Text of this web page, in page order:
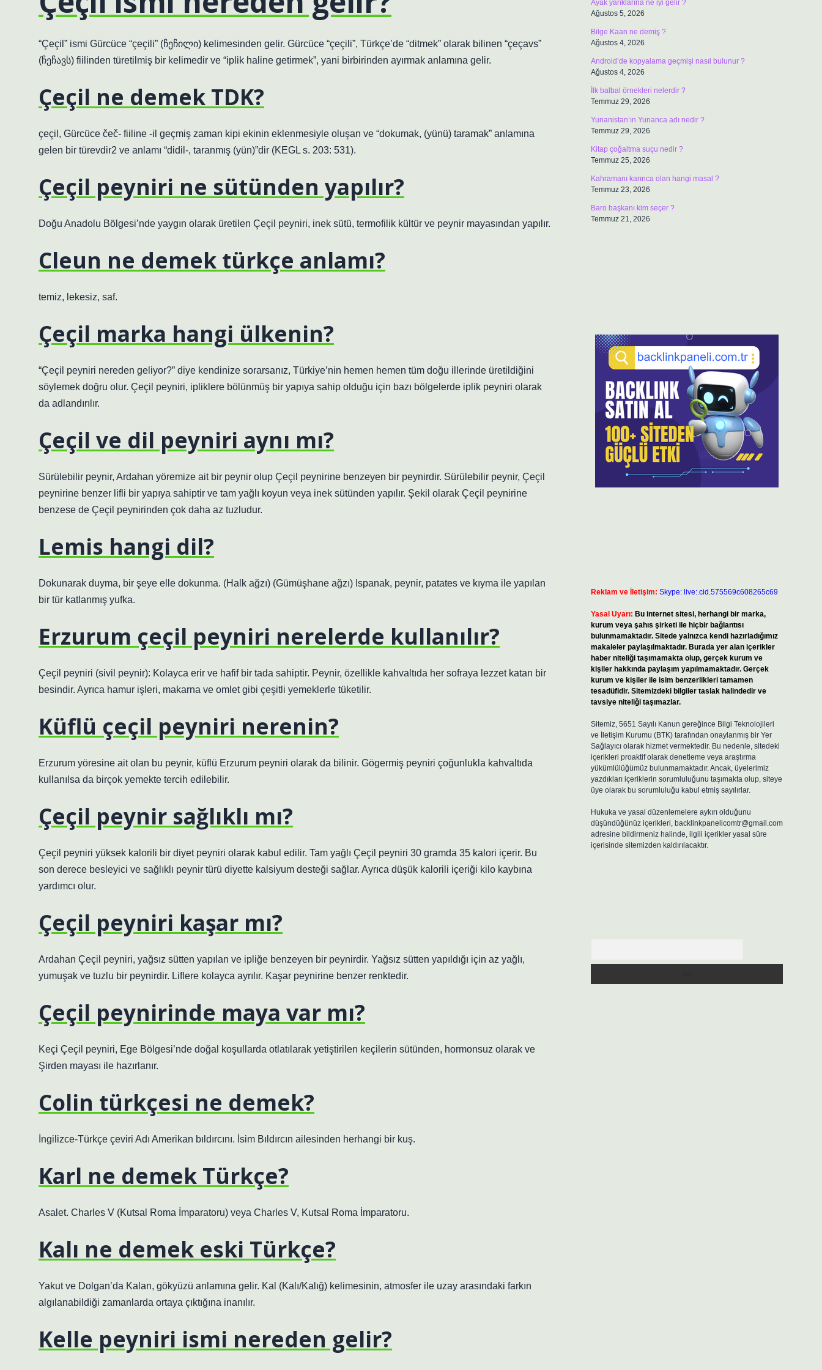
“Çeçil” ismi Gürcüce “çeçili” (ჩეჩილი) kelimesinden gelir. Gürcüce “çeçili”, Türkçe’de “ditmek” olarak bilinen “çeçavs”
(ჩეჩავს) fiilinden türetilmiş bir kelimedir ve “iplik haline getirmek”, yani birbirinden ayırmak anlamına gelir.
Çeçil ne demek TDK?
çeçil, Gürcüce čeč- fiiline -il geçmiş zaman kipi ekinin eklenmesiyle oluşan ve “dokumak, (yünü) taramak” anlamına
gelen bir türevdir2 ve anlamı “didil-, taranmış (yün)”dir (KEGL s. 203: 531).
Çeçil peyniri ne sütünden yapılır?
Doğu Anadolu Bölgesi’nde yaygın olarak üretilen Çeçil peyniri, inek sütü, termofilik kültür ve peynir mayasından yapılır.
Cleun ne demek türkçe anlamı?
temiz, lekesiz, saf.
Çeçil marka hangi ülkenin?
“Çeçil peyniri nereden geliyor?” diye kendinize sorarsanız, Türkiye’nin hemen hemen tüm doğu illerinde üretildiğini
söylemek doğru olur. Çeçil peyniri, ipliklere bölünmüş bir yapıya sahip olduğu için bazı bölgelerde iplik peyniri olarak
da adlandırılır.
Çeçil ve dil peyniri aynı mı?
Sürülebilir peynir, Ardahan yöremize ait bir peynir olup Çeçil peynirine benzeyen bir peynirdir. Sürülebilir peynir, Çeçil
peynirine benzer lifli bir yapıya sahiptir ve tam yağlı koyun veya inek sütünden yapılır. Şekil olarak Çeçil peynirine
benzese de Çeçil peynirinden çok daha az tuzludur.
Lemis hangi dil?
Dokunarak duyma, bir şeye elle dokunma. (Halk ağzı) (Gümüşhane ağzı) Ispanak, peynir, patates ve kıyma ile yapılan
bir tür katlanmış yufka.
Erzurum çeçil peyniri nerelerde kullanılır?
Çeçil peyniri (sivil peynir): Kolayca erir ve hafif bir tada sahiptir. Peynir, özellikle kahvaltıda her sofraya lezzet katan bir
besindir. Ayrıca hamur işleri, makarna ve omlet gibi çeşitli yemeklerle tüketilir.
Küflü çeçil peyniri nerenin?
Erzurum yöresine ait olan bu peynir, küflü Erzurum peyniri olarak da bilinir. Gögermiş peyniri çoğunlukla kahvaltıda
kullanılsa da birçok yemekte tercih edilebilir.
Çeçil peynir sağlıklı mı?
Çeçil peyniri yüksek kalorili bir diyet peyniri olarak kabul edilir. Tam yağlı Çeçil peyniri 30 gramda 35 kalori içerir. Bu
son derece besleyici ve sağlıklı peynir türü diyette kalsiyum desteği sağlar. Ayrıca düşük kalorili içeriği kilo kaybına
yardımcı olur.
Çeçil peyniri kaşar mı?
Ardahan Çeçil peyniri, yağsız sütten yapılan ve ipliğe benzeyen bir peynirdir. Yağsız sütten yapıldığı için az yağlı,
yumuşak ve tuzlu bir peynirdir. Liflere kolayca ayrılır. Kaşar peynirine benzer renktedir.
Çeçil peynirinde maya var mı?
Keçi Çeçil peyniri, Ege Bölgesi’nde doğal koşullarda otlatılarak yetiştirilen keçilerin sütünden, hormonsuz olarak ve
Şirden mayası ile hazırlanır.
Colin türkçesi ne demek?
İngilizce-Türkçe çeviri Adı Amerikan bıldırcını. İsim Bıldırcın ailesinden herhangi bir kuş.
Karl ne demek Türkçe?
Asalet. Charles V (Kutsal Roma İmparatoru) veya Charles V, Kutsal Roma İmparatoru.
Kalı ne demek eski Türkçe?
Yakut ve Dolgan’da Kalan, gökyüzü anlamına gelir. Kal (Kalı/Kalığ) kelimesinin, atmosfer ile uzay arasındaki farkın
algılanabildiği zamanlarda ortaya çıktığına inanılır.
Kelle peyniri ismi nereden gelir?
Ayak yarıklarına ne iyi gelir ?
Ağustos 5, 2026
Bilge Kaan ne demiş ?
Ağustos 4, 2026
Android’de kopyalama geçmişi nasıl bulunur ?
Ağustos 4, 2026
İlk balbal örnekleri nelerdir ?
Temmuz 29, 2026
Yunanistan’ın Yunanca adı nedir ?
Temmuz 29, 2026
Kitap çoğaltma suçu nedir ?
Temmuz 25, 2026
Kahramanı karınca olan hangi masal ?
Temmuz 23, 2026
Baro başkanı kim seçer ?
Temmuz 21, 2026
Reklam ve İletişim: Skype: live:.cid.575569c608265c69
Yasal Uyarı: Bu internet sitesi, herhangi bir marka,
kurum veya şahıs şirketi ile hiçbir bağlantısı
bulunmamaktadır. Sitede yalnızca kendi hazırladığımız
makaleler paylaşılmaktadır. Burada yer alan içerikler
haber niteliği taşımamakta olup, gerçek kurum ve
kişiler hakkında paylaşım yapılmamaktadır. Gerçek
kurum ve kişiler ile isim benzerlikleri tamamen
tesadüfidir. Sitemizdeki bilgiler taslak halindedir ve
tavsiye niteliği taşımazlar.
Sitemiz, 5651 Sayılı Kanun gereğince Bilgi Teknolojileri
ve İletişim Kurumu (BTK) tarafından onaylanmış bir Yer
Sağlayıcı olarak hizmet vermektedir. Bu nedenle, sitedeki
içerikleri proaktif olarak denetleme veya araştırma
yükümlülüğümüz bulunmamaktadır. Ancak, üyelerimiz
yazdıkları içeriklerin sorumluluğunu taşımakta olup, siteye
üye olarak bu sorumluluğu kabul etmiş sayılırlar.
Hukuka ve yasal düzenlemelere aykırı olduğunu
düşündüğünüz içerikleri, backlinkpanelicomtr@gmail.com
adresine bildirmeniz halinde, ilgili içerikler yasal süre
içerisinde sitemizden kaldırılacaktır.